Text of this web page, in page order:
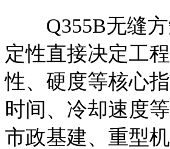
Q355B无缝方
定性直接决定工
性、硬度等核心
时间、冷却速度
市政基建、重型